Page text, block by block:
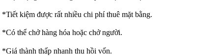
*Tiết kiệm được rất nhiều chi phí thuê mặt bằng.
*Có thể chở hàng hóa hoặc chở người.
*Giá thành thấp nhanh thu hồi vốn.